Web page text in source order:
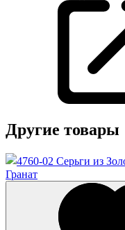
Другие товары